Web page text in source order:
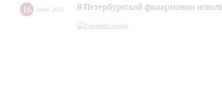
16 июня 2021 В Петербургской филармонии